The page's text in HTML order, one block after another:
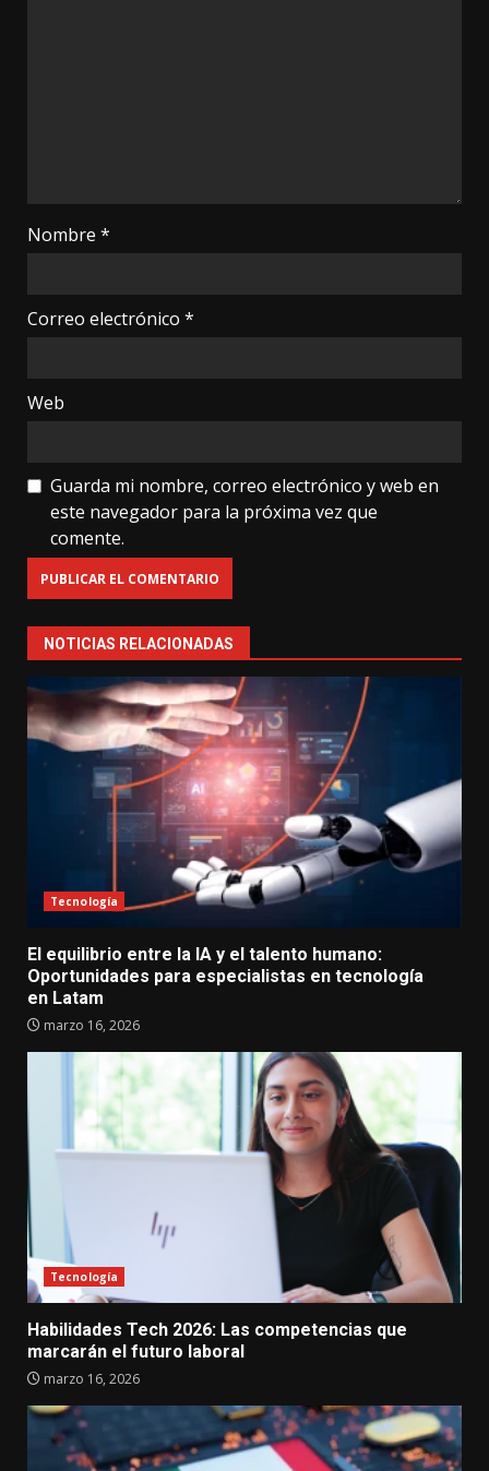
Nombre *
Correo electrónico *
Web
Guarda mi nombre, correo electrónico y web en
este navegador para la próxima vez que
comente.
NOTICIAS RELACIONADAS
Tecnología
El equilibrio entre la IA y el talento humano:
Oportunidades para especialistas en tecnología
en Latam
marzo 16, 2026
Tecnología
Habilidades Tech 2026: Las competencias que
marcarán el futuro laboral
marzo 16, 2026